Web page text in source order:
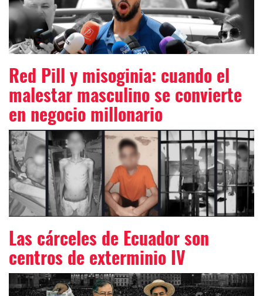
Red Pill y misoginia: cuando el
malestar masculino se convierte
en negocio millonario
Las cárceles de Ecuador son
centros de exterminio IV